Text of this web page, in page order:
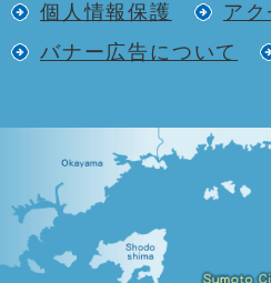
個人情報保護
アク
バナー広告について